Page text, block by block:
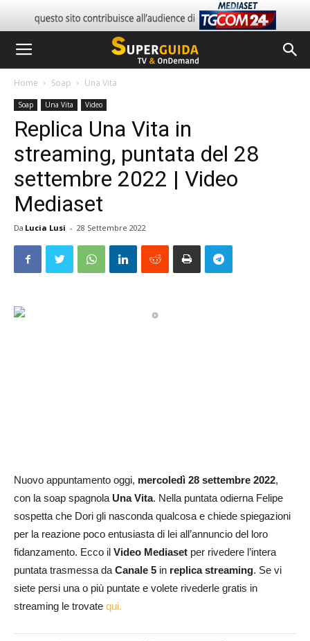
Home Soap Una Vita
Soap Una Vita Video
Replica Una Vita in
streaming, puntata del 28
settembre 2022 | Video
Mediaset
Da Lucia Lusi - 28 Settembre 2022
Nuovo appuntamento oggi, mercoledì 28 settembre 2022,
con la soap spagnola Una Vita. Nella puntata odierna Felipe
sospetta che Dori gli nasconda qualcosa e chiede spiegazioni
per la reazione poco entusiasta di lei all’annuncio del loro
fidanzamento. Ecco il Video Mediaset per rivedere l’intera
puntata trasmessa daCanale 5 in replica streaming. Se vi
siete persi una o più puntate e volete rivederle gratis in
streaming le trovate qui.